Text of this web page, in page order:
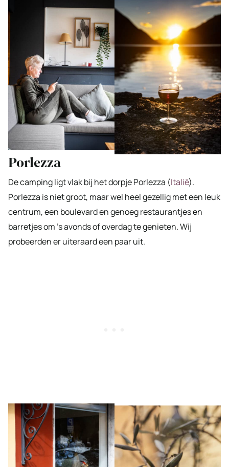
Porlezza
De camping ligt vlak bij het dorpje Porlezza (Italië).
Porlezza is niet groot, maar wel heel gezellig met een leuk
centrum, een boulevard en genoeg restaurantjes en
barretjes om ’s avonds of overdag te genieten. Wij
probeerden er uiteraard een paar uit.